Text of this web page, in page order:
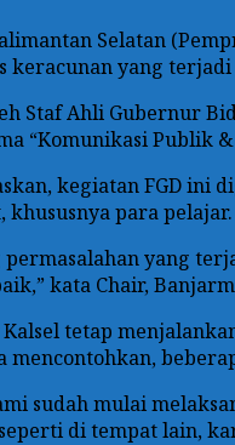
Selatan
keracunan yang
Staf Ahli Gubernur
“Komunikasi
kegiatan FGD ini
khususnya para pelajar.
permasalahan yang
kata Chair,
tetap
sudah mulai
di tempat lain,